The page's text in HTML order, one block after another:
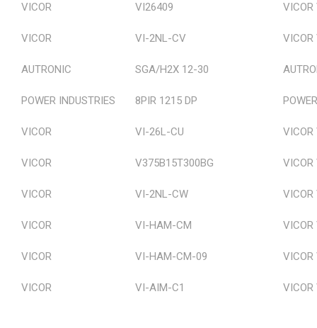
VICOR VI26409
VICOR VI-2NL-CV
AUTRONIC SGA/H2X 12-30
POWER INDUSTRIES 8PIR 1215 DP
VICOR VI-26L-CU
VICOR V375B15T300BG
VICOR VI-2NL-CW
VICOR VI-HAM-CM
VICOR VI-HAM-CM-09
VICOR VI-AIM-C1